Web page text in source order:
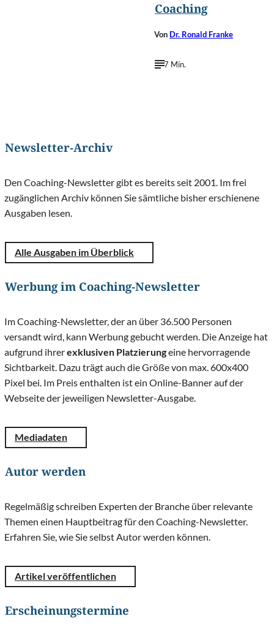
Coaching
Von Dr. Ronald Franke
7 Min.
Newsletter-Archiv
Den Coaching-Newsletter gibt es bereits seit 2001. Im frei
zugänglichen Archiv können Sie sämtliche bisher erschienene
Ausgaben lesen.
Alle Ausgaben im Überblick
Werbung im Coaching-Newsletter
Im Coaching-Newsletter, der an über 36.500 Personen
versandt wird, kann Werbung gebucht werden. Die Anzeige hat
aufgrund ihrerexklusiven Platzierungeine hervorragende
Sichtbarkeit. Dazu trägt auch die Größe von max. 600x400
Pixel bei. Im Preis enthalten ist ein Online-Banner auf der
Webseite der jeweiligen Newsletter-Ausgabe.
Mediadaten
Autor werden
Regelmäßig schreiben Experten der Branche über relevante
Themen einen Hauptbeitrag für den Coaching-Newsletter.
Erfahren Sie, wie Sie selbst Autor werden können.
Artikel veröffentlichen
Erscheinungstermine